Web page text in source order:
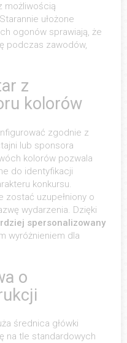
możliwością
ułożone
ogonów sprawiają, że
podczas zawodów,
z
kolorów
zgodnie z
lub sponsora
kolorów pozwala
do identyfikacji
konkursu.
zostać uzupełniony o
wydarzenia. Dzięki
spersonalizowany
wyróżnieniem dla
o
średnica główki
na tle standardowych